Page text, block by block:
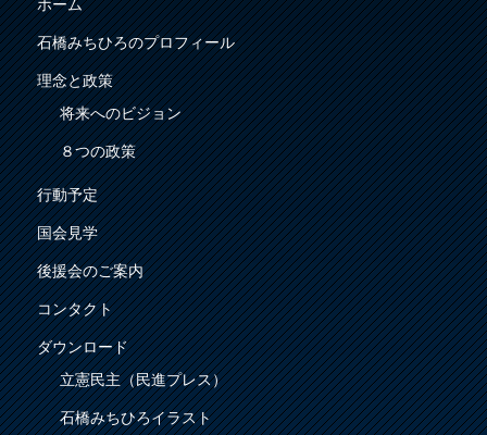
ホーム
石橋みちひろのプロフィール
理念と政策
将来へのビジョン
８つの政策
行動予定
国会見学
後援会のご案内
コンタクト
ダウンロード
立憲民主（民進プレス）
石橋みちひろイラスト